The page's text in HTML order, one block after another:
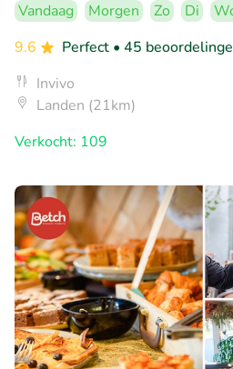
Vandaag Morgen Zo Di
9.6
Perfect • 45
Invivo
Landen (21km)
Verkocht: 109